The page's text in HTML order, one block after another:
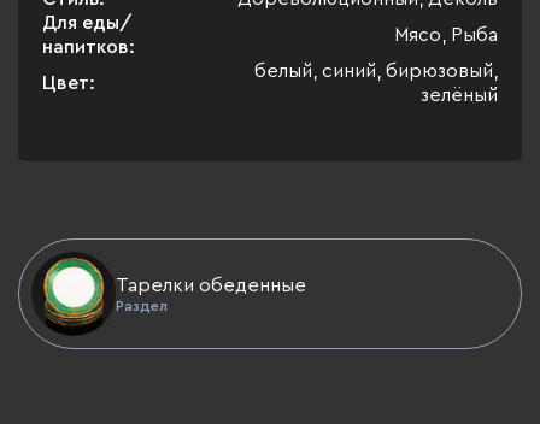
Для еды/
напитков:
Мясо, Рыба
Цвет:
белый, синий, бирюзовый,
зелёный
Тарелки обеденные
Раздел